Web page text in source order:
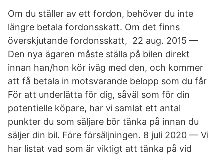
Om du ställer av ett fordon, behöver du inte
längre betala fordonsskatt. Om det finns
överskjutande fordonsskatt, 22 aug. 2015 —
Den nya ägaren måste ställa på bilen direkt
innan han/hon kör iväg med den, och kommer
att få betala in motsvarande belopp som du får
För att underlätta för dig, såväl som för din
potentielle köpare, har vi samlat ett antal
punkter du som säljare bör tänka på innan du
säljer din bil. Före försäljningen. 8 juli 2020 — Vi
har listat vad som är viktigt att tänka på vid